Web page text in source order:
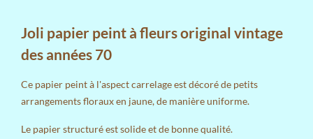
Joli papier peint à fleurs original vintage
des années 70
Ce papier peint à l'aspect carrelage est décoré de petits
arrangements floraux en jaune, de manière uniforme.
Le papier structuré est solide et de bonne qualité.